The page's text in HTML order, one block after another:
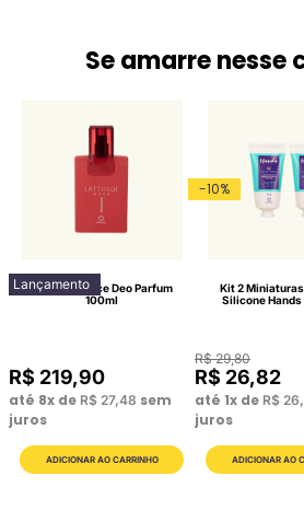
Se amarre nesse
Lançamento
Lattitude Race Deo Parfum
100ml
R$ 219,90
até 8x de R$ 27,48 sem
juros
-10%
Kit 2
Silicone Hands
R$ 29,80
R$ 26,82
até 1x de R$ 26,
juros